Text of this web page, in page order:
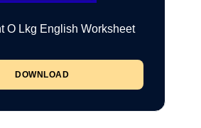
O Lkg English Worksheet
DOWNLOAD